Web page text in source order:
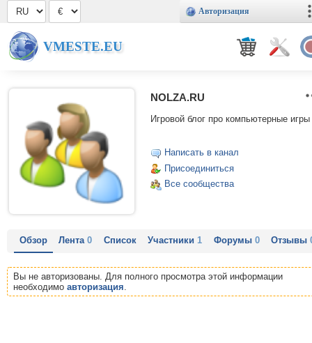
Авторизация
VMESTE.EU
NOLZA.RU
Игровой блог про компьютерные игры
Написать в канал
Присоединиться
Все сообщества
Обзор Лента0 Список Участники1 Форумы 0 Отзывы
Вы не авторизованы. Для полного просмотра этой информации
необходимо авторизация.